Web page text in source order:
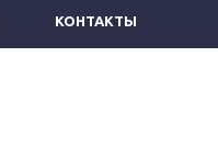
КОНТАКТЫ